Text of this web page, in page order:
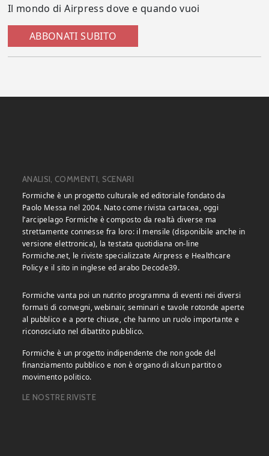
Il mondo di Airpress dove e quando vuoi
ABBONATI SUBITO
ANALISI, COMMENTI, SCENARI
Formiche è un progetto culturale ed editoriale fondato da
Paolo Messa nel 2004. Nato come rivista cartacea, oggi
l’arcipelago Formiche è composto da realtà diverse ma
strettamente connesse fra loro: il mensile (disponibile anche in
versione elettronica), la testata quotidiana on-line
Formiche.net, le riviste specializzate Airpress e Healthcare
Policy e il sito in inglese ed arabo Decode39.
Formiche vanta poi un nutrito programma di eventi nei diversi
formati di convegni, webinair, seminari e tavole rotonde aperte
al pubblico e a porte chiuse, che hanno un ruolo importante e
riconosciuto nel dibattito pubblico.
Formiche è un progetto indipendente che non gode del
finanziamento pubblico e non è organo di alcun partito o
movimento politico.
LE NOSTRE RIVISTE